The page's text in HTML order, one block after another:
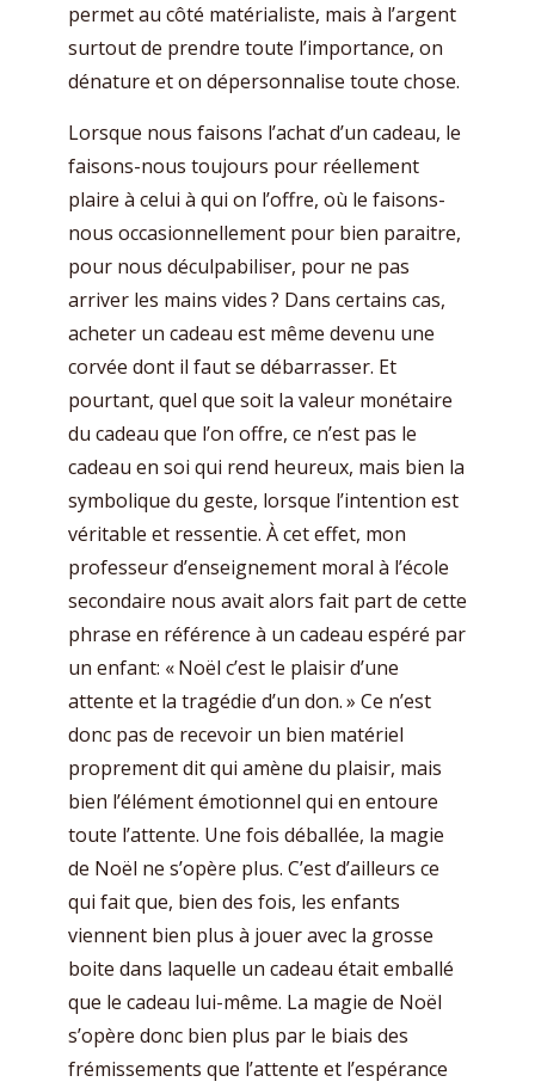
permet au côté matérialiste, mais à l’argent
surtout de prendre toute l’importance, on
dénature et on dépersonnalise toute chose.
Lorsque nous faisons l’achat d’un cadeau, le
faisons-nous toujours pour réellement
plaire à celui à qui on l’offre, où le faisons-
nous occasionnellement pour bien paraitre,
pour nous déculpabiliser, pour ne pas
arriver les mains vides ? Dans certains cas,
acheter un cadeau est même devenu une
corvée dont il faut se débarrasser. Et
pourtant, quel que soit la valeur monétaire
du cadeau que l’on offre, ce n’est pas le
cadeau en soi qui rend heureux, mais bien la
symbolique du geste, lorsque l’intention est
véritable et ressentie. À cet effet, mon
professeur d’enseignement moral à l’école
secondaire nous avait alors fait part de cette
phrase en référence à un cadeau espéré par
un enfant: « Noël c’est le plaisir d’une
attente et la tragédie d’un don. » Ce n’est
donc pas de recevoir un bien matériel
proprement dit qui amène du plaisir, mais
bien l’élément émotionnel qui en entoure
toute l’attente. Une fois déballée, la magie
de Noël ne s’opère plus. C’est d’ailleurs ce
qui fait que, bien des fois, les enfants
viennent bien plus à jouer avec la grosse
boite dans laquelle un cadeau était emballé
que le cadeau lui-même. La magie de Noël
s’opère donc bien plus par le biais des
frémissements que l’attente et l’espérance